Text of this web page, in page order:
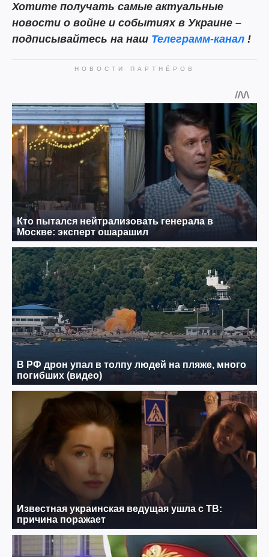
Хотите получать самые актуальные
новости о войне и событиях в Украине –
подписывайтесь на наш Телеграмм-канал !